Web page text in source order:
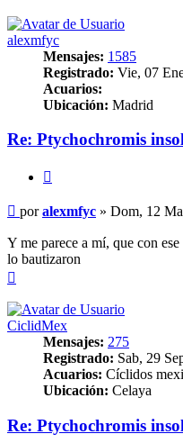
alexmfyc
Mensajes: 1585
Registrado: Vie, 07
Acuarios:
Ubicación: Madrid
Re: Ptychochromis
Mensaje
poralexmfyc » Dom, 12
Y me parece a mí, que con
lo bautizaron
CiclidMex
Mensajes: 275
Registrado: Sab, 29
Acuarios: Cíclidos
Ubicación: Celaya
Re: Ptychochromis